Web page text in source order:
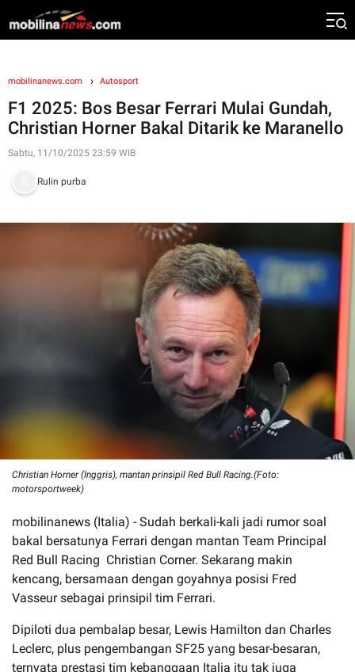
mobilinanews.com Autosport
F1 2025: Bos Besar Ferrari Mulai Gundah,
Christian Horner Bakal Ditarik ke Maranello
Sabtu, 11/10/2025 23:59 WIB
Rulin purba
Christian Horner (Inggris), mantan prinsipil Red Bull Racing.(Foto:
motorsportweek)
mobilinanews (Italia) - Sudah berkali-kali jadi rumor soal
bakal bersatunya Ferrari dengan mantan Team Principal
Red Bull Racing Christian Corner. Sekarang makin
kencang, bersamaan dengan goyahnya posisi Fred
Vasseur sebagai prinsipil tim Ferrari.
Dipiloti dua pembalap besar, Lewis Hamilton dan Charles
Leclerc, plus pengembangan SF25 yang besar-besaran,
ternyata prestasi tim kebanggaan Italia itu tak juga